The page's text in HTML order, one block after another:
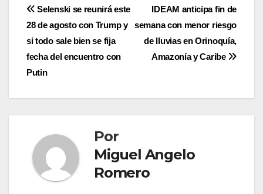
Navegación
de
entradas
IDEAM anticipa fin de
semana con menor riesgo
de lluvias en Orinoquía,
Amazonía y Caribe
Selenski se reunirá este
28 de agosto con Trump y
si todo sale bien se fija
fecha del encuentro con
Putin
Por
Miguel Angelo
Romero